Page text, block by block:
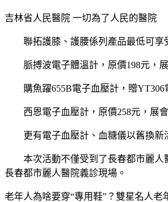
吉林省人民醫院 一切為了人民的醫院
聯拓護膝、護腰係列產品最低可享
脈搏波電子體溫計，原價198元，展
購魚躍655B電子血壓計，贈YT306
西恩電子血壓計，原價258元，展會
更有電子血壓計、血糖儀以舊換新活
本次活動不僅受到了長春都市麗人
長春都市麗人醫院義診現場。
老年人為啥要穿“專用鞋”？雙星名人老